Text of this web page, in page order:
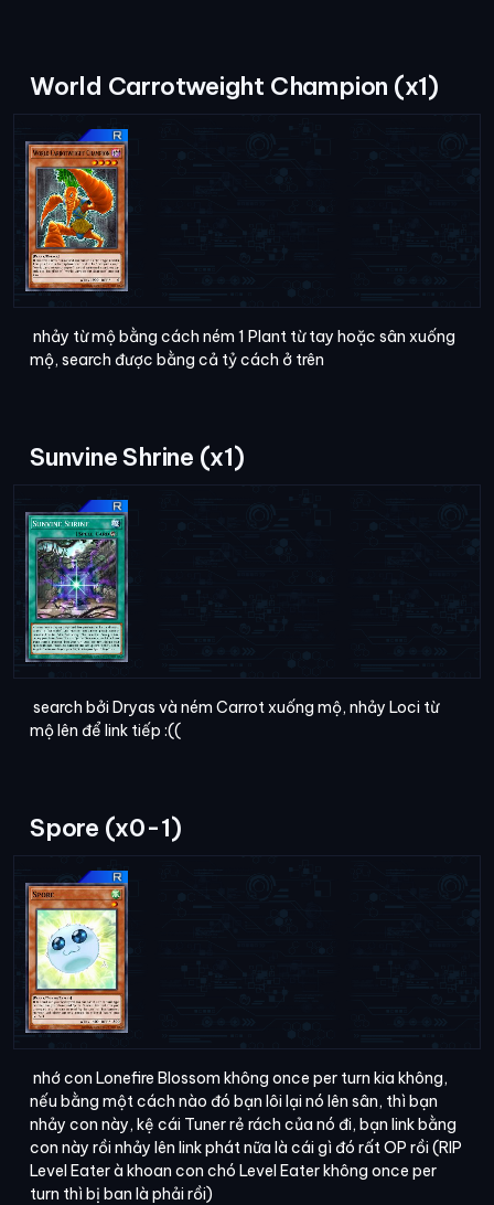
World Carrotweight Champion (x1)
nhảy từ mộ bằng cách ném 1 Plant từ tay hoặc sân xuống
mộ, search được bằng cả tỷ cách ở trên
Sunvine Shrine (x1)
search bởi Dryas và ném Carrot xuống mộ, nhảy Loci từ
mộ lên để link tiếp :((
Spore (x0-1)
nhớ con Lonefire Blossom không once per turn kia không,
nếu bằng một cách nào đó bạn lôi lại nó lên sân, thì bạn
nhảy con này, kệ cái Tuner rẻ rách của nó đi, bạn link bằng
con này rồi nhảy lên link phát nữa là cái gì đó rất OP rồi (RIP
Level Eater à khoan con chó Level Eater không once per
turn thì bị ban là phải rồi)